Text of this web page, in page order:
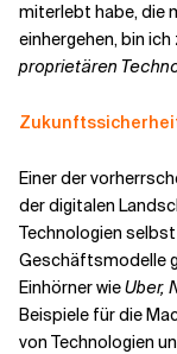
miterlebt habe, die
einhergehen, bin
proprietären
Einer der
der digitalen
Technologien
Geschäftsmodelle
Einhörner wieUber,
Beispiele für die
von Technologien